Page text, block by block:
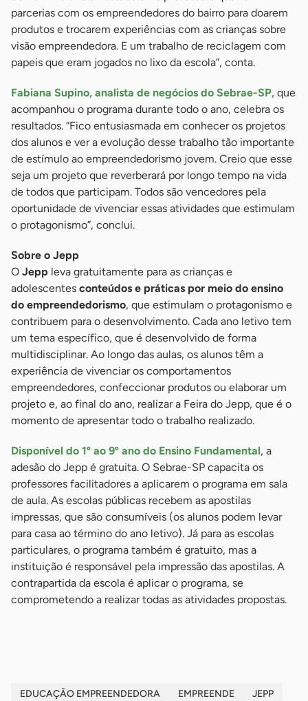
parcerias com os empreendedores do bairro para doarem
produtos e trocarem experiências com as crianças sobre
visão empreendedora. E um trabalho de reciclagem com
papeis que eram jogados no lixo da escola”, conta.
Fabiana Supino, analista de negócios do Sebrae-SP, que
acompanhou o programa durante todo o ano, celebra os
resultados. “Fico entusiasmada em conhecer os projetos
dos alunos e ver a evolução desse trabalho tão importante
de estímulo ao empreendedorismo jovem. Creio que esse
seja um projeto que reverberará por longo tempo na vida
de todos que participam. Todos são vencedores pela
oportunidade de vivenciar essas atividades que estimulam
o protagonismo”, conclui.
Sobre o Jepp
O Jepp leva gratuitamente para as crianças e
adolescentes conteúdos e práticas por meio do ensino
do empreendedorismo, que estimulam o protagonismo e
contribuem para o desenvolvimento. Cada ano letivo tem
um tema específico, que é desenvolvido de forma
multidisciplinar. Ao longo das aulas, os alunos têm a
experiência de vivenciar os comportamentos
empreendedores, confeccionar produtos ou elaborar um
projeto e, ao final do ano, realizar a Feira do Jepp, que é o
momento de apresentar todo o trabalho realizado.
Disponível do 1º ao 9º ano do Ensino Fundamental, a
adesão do Jepp é gratuita. O Sebrae-SP capacita os
professores facilitadores a aplicarem o programa em sala
de aula. As escolas públicas recebem as apostilas
impressas, que são consumíveis (os alunos podem levar
para casa ao término do ano letivo). Já para as escolas
particulares, o programa também é gratuito, mas a
instituição é responsável pela impressão das apostilas. A
contrapartida da escola é aplicar o programa, se
comprometendo a realizar todas as atividades propostas.
EDUCAÇÃO EMPREENDEDORA EMPREENDE
JEPP